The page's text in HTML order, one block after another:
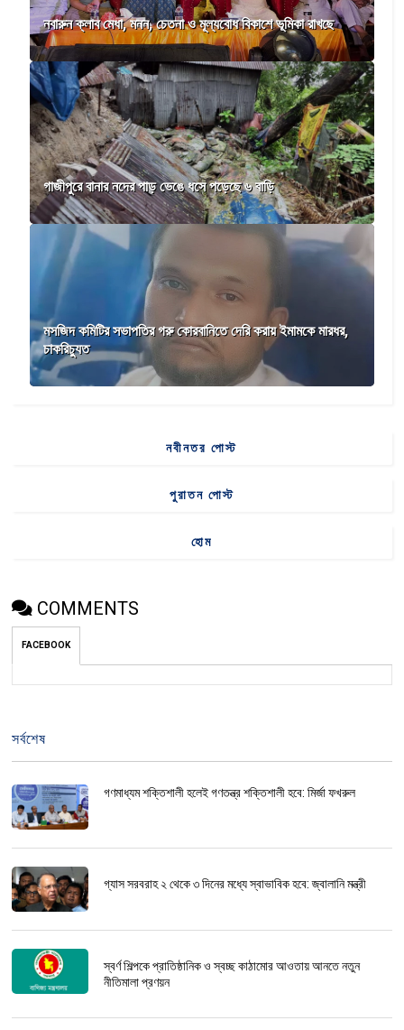
নবারুন ক্লাব মেধা, মনন, চেতনা ও মূল্যবোধ বিকাশে ভূমিকা রাখছে
গাজীপুরে বানার নদের পাড় ভেঙে ধসে পড়েছে ৬ বাড়ি
মসজিদ কমিটির সভাপতির গরু কোরবানিতে দেরি করায় ইমামকে মারধর,
চাকরিচ্যুত
নবীনতর পোস্ট
পুরাতন পোস্ট
হোম
COMMENTS
FACEBOOK
সর্বশেষ
গণমাধ্যম শক্তিশালী হলেই গণতন্ত্র শক্তিশালী হবে: মির্জা ফখরুল
গ্যাস সরবরাহ ২ থেকে ৩ দিনের মধ্যে স্বাভাবিক হবে: জ্বালানি মন্ত্রী
স্বর্ণ শিল্পকে প্রাতিষ্ঠানিক ও স্বচ্ছ কাঠামোর আওতায় আনতে নতুন
নীতিমালা প্রণয়ন